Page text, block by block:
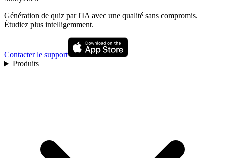
Génération de quiz par l'IA avec une qualité sans compromis.
Étudiez plus intelligemment.
Contacter le support
Produits